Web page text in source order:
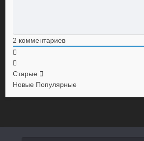
2 комментариев
Старые
Новые Популярные